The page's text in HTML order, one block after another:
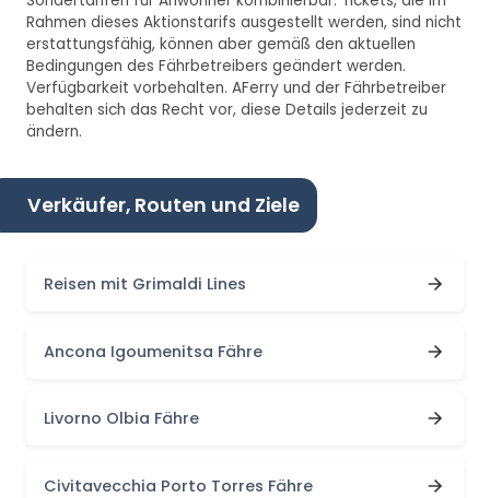
Rahmen dieses Aktionstarifs ausgestellt werden, sind nicht
erstattungsfähig, können aber gemäß den aktuellen
Bedingungen des Fährbetreibers geändert werden.
Verfügbarkeit vorbehalten. AFerry und der Fährbetreiber
behalten sich das Recht vor, diese Details jederzeit zu
ändern.
Verkäufer, Routen und Ziele
Reisen mit Grimaldi Lines
Ancona Igoumenitsa Fähre
Livorno Olbia Fähre
Civitavecchia Porto Torres Fähre